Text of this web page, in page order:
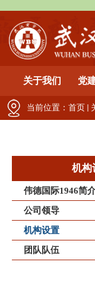
关于我们 党
机构
伟德国际1946简
公司领导
机构设置
团队队伍
当前位置： 首页